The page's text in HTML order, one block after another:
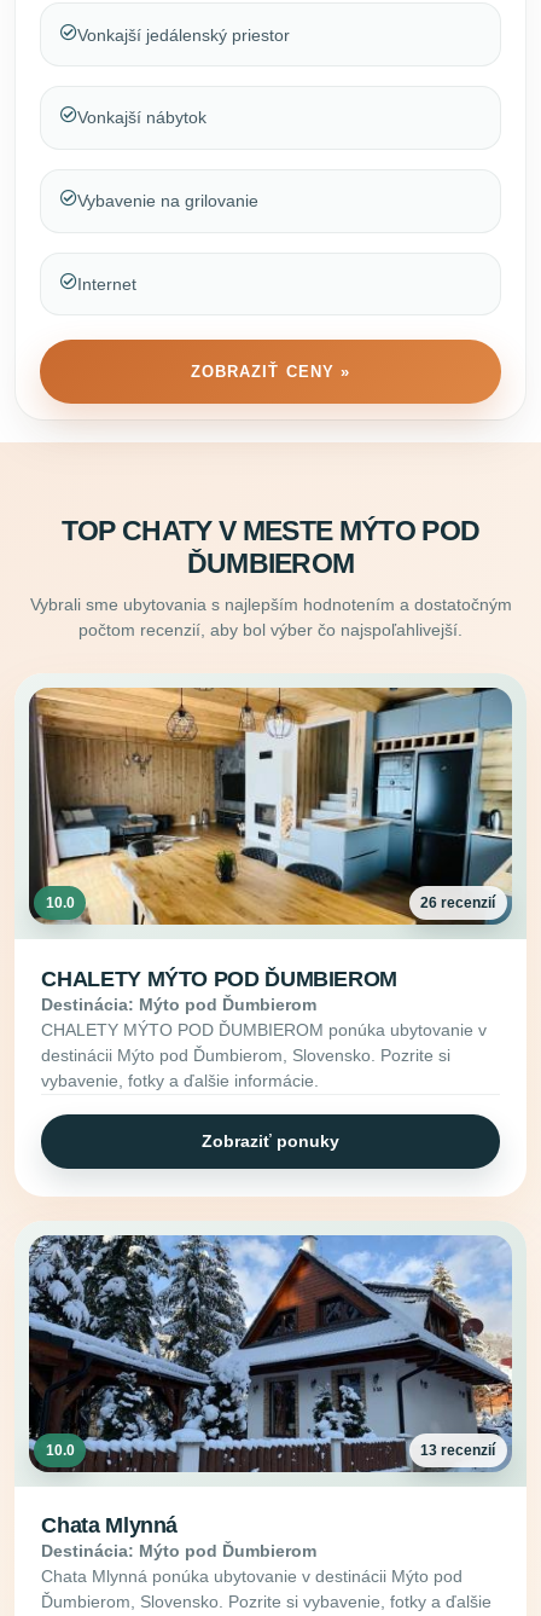
Vonkajší jedálenský priestor
Vonkajší nábytok
Vybavenie na grilovanie
Internet
ZOBRAZIŤ CENY »
TOP CHATY V MESTE MÝTO POD
ĎUMBIEROM
Vybrali sme ubytovania s najlepším hodnotením a dostatočným
počtom recenzií, aby bol výber čo najspoľahlivejší.
10.0 26 recenzií
CHALETY MÝTO POD ĎUMBIEROM
Destinácia: Mýto pod Ďumbierom
CHALETY MÝTO POD ĎUMBIEROM ponúka ubytovanie v
destinácii Mýto pod Ďumbierom, Slovensko. Pozrite si
vybavenie, fotky a ďalšie informácie.
Zobraziť ponuky
10.0 13 recenzií
Chata Mlynná
Destinácia: Mýto pod Ďumbierom
Chata Mlynná ponúka ubytovanie v destinácii Mýto pod
Ďumbierom, Slovensko. Pozrite si vybavenie, fotky a ďalšie